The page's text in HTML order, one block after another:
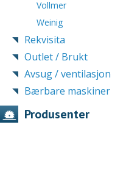
Vollmer
Weinig
Rekvisita
Outlet / Brukt
Avsug / ventilasjon
Bærbare maskiner
Produsenter